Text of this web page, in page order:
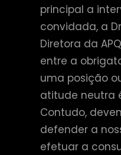
principal a
convidada, a
Diretora da
entre a
uma posição
atitude neutra
Contudo,
defender a
efetuar a